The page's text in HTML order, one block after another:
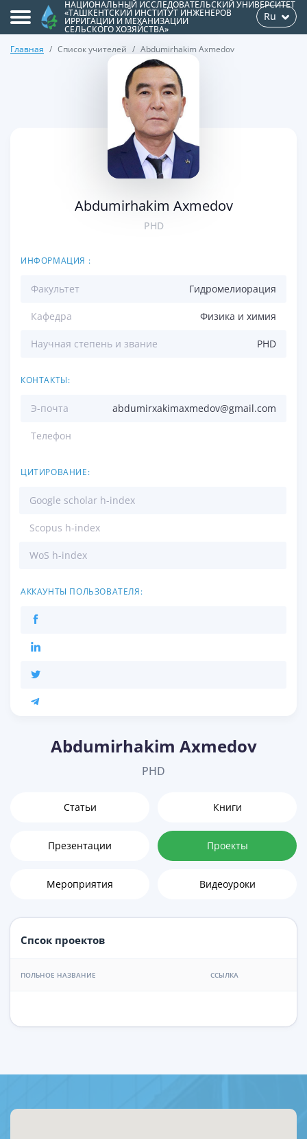
НАЦИОНАЛЬНЫЙ ИССЛЕДОВАТЕЛЬСКИЙ УНИВЕРСИТЕТ
«ТАШКЕНТСКИЙ ИНСТИТУТ ИНЖЕНЕРОВ
ИРРИГАЦИИ И МЕХАНИЗАЦИИ
СЕЛЬСКОГО ХОЗЯЙСТВА»
Ru
Главная Список учителей Abdumirhakim Axmedov
Abdumirhakim Axmedov
PHD
ИНФОРМАЦИЯ :
Факультет Гидромелиорация
Кафедра Физика и химия
Научная степень и звание PHD
КОНТАКТЫ:
Э-почта abdumirxakimaxmedov@gmail.com
Телефон
ЦИТИРОВАНИЕ:
Google scholar h-index
Scopus h-index
WoS h-index
АККАУНТЫ ПОЛЬЗОВАТЕЛЯ:
Abdumirhakim Axmedov
PHD
Статьи Книги
Презентации Проекты
Мероприятия Видеоуроки
Спсок проектов
ПОЛЬНОЕ НАЗВАНИЕ ССЫЛКА